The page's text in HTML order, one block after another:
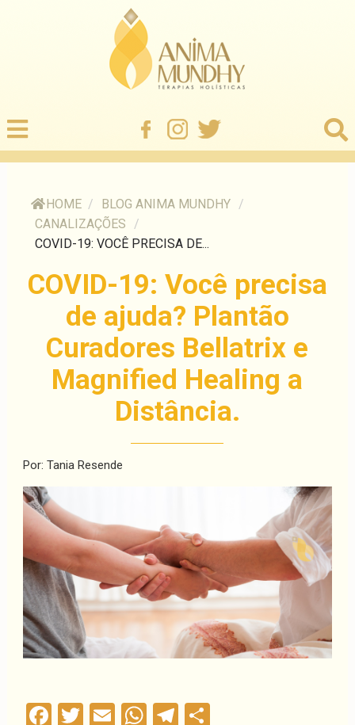
HOME / BLOG ANIMA MUNDHY /
CANALIZAÇÕES
/
COVID-19: VOCÊ PRECISA DE...
COVID-19: Você precisa
de ajuda? Plantão
Curadores Bellatrix e
Magnified Healing a
Distância.
Por: Tania Resende
Facebook
Twitter
EmailWhatsApp
Telegram